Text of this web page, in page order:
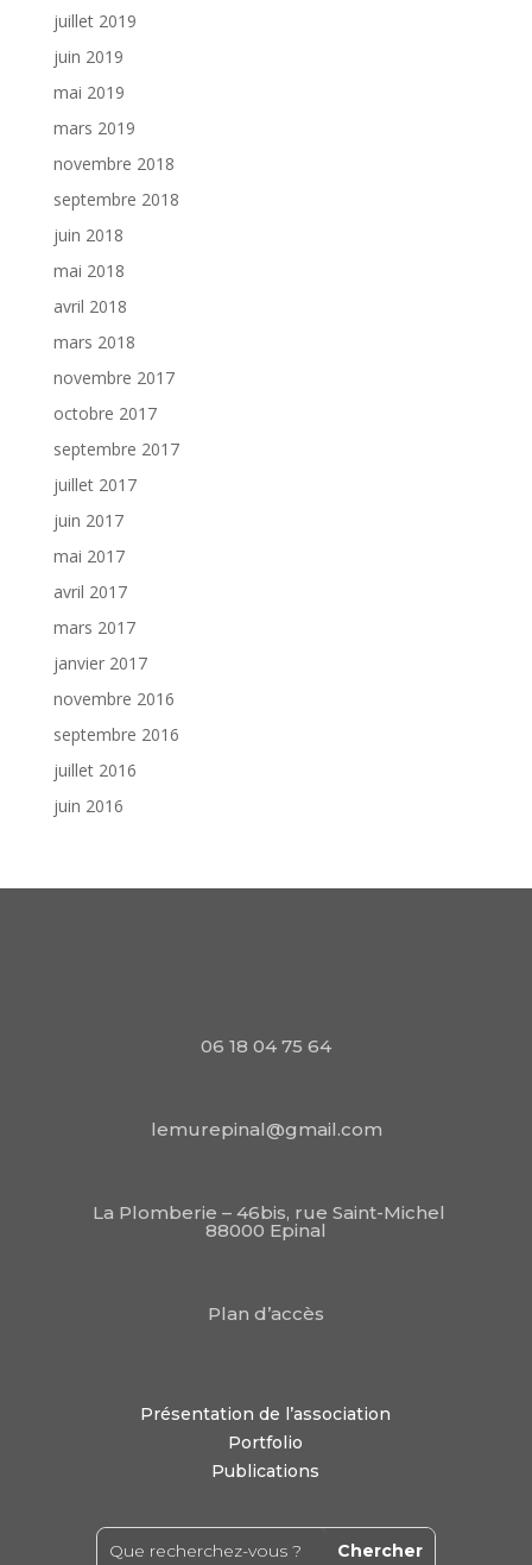
juillet 2019
juin 2019
mai 2019
mars 2019
novembre 2018
septembre 2018
juin 2018
mai 2018
avril 2018
mars 2018
novembre 2017
octobre 2017
septembre 2017
juillet 2017
juin 2017
mai 2017
avril 2017
mars 2017
janvier 2017
novembre 2016
septembre 2016
juillet 2016
juin 2016
06 18 04 75 64
lemurepinal@gmail.com
La Plomberie – 46bis, rue Saint-Michel
88000 Epinal
Plan d’accès
Présentation de l’association
Portfolio
Publications